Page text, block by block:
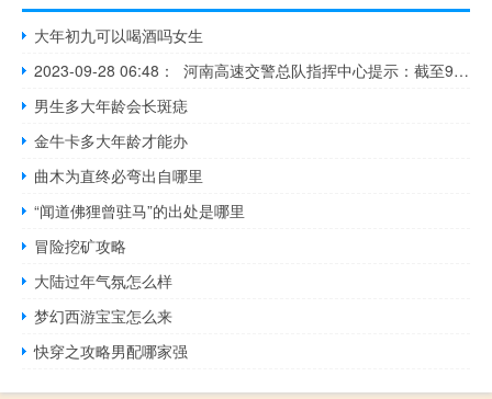
大年初九可以喝酒吗女生
2023-09-28 06:48： 河南高速交警总队指挥中心提示：截至9月28日06时48分 目前河南省高速通行情况：因雾，禁止所有车辆上站的路段：大广高速：慈周寨站-南乐站台辉高速：台前站-浚县西站德上高速：范县东站南林高速：安阳东站-南乐东站濮卫高速：全线阳新高速：濮阳东站-白堽站菏宝高速：柏香站-长 ​​​
男生多大年龄会长斑痣
金牛卡多大年龄才能办
曲木为直终必弯出自哪里
“闻道佛狸曾驻马”的出处是哪里
冒险挖矿攻略
大陆过年气氛怎么样
梦幻西游宝宝怎么来
快穿之攻略男配哪家强